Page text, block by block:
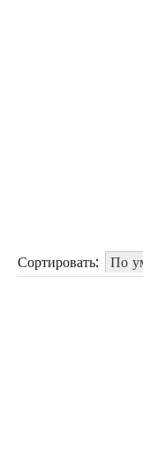
Сортировать: